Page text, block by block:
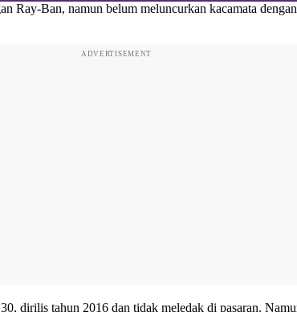
Ray-Ban, namun belum meluncurkan kacamata
ADVERTISEMENT
dirilis tahun 2016 dan tidak meledak di pasaran.